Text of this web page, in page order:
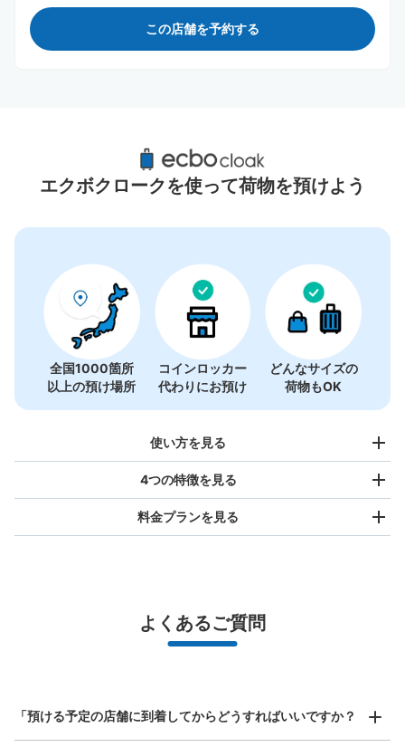
この店舗を予約する
横浜アリーナ周辺のおすすめコインロッカー
7件
エクボクロークを使って荷物を預けよう
全国1000箇所
以上の預け場所
コインロッカー
代わりにお預け
どんなサイズの
荷物もOK
使い方を見る
スマホからお店と日時を
指定して事前予約
4つの特徴を見る
全国1,000箇所以上と提携
料金プランを見る
最大辺が45cm未満の大きさのお荷物（リュック、ハンド
バッグ、お手荷物など）
¥800/ 日
よくあるご質問
「預ける予定の店舗に到着してからどうすればいいですか？